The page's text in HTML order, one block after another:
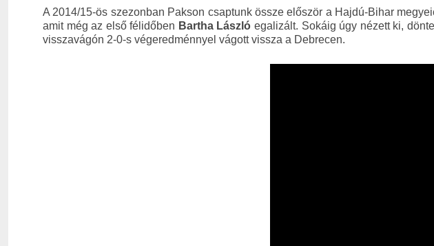
A 2014/15-ös szezonban Pakson csaptunk össze először a Hajdú-Bihar
amit még az első félidőben Bartha László egalizált. Sokáig úgy nézett ki,
visszavágón 2-0-s végeredménnyel vágott vissza a Debrecen.